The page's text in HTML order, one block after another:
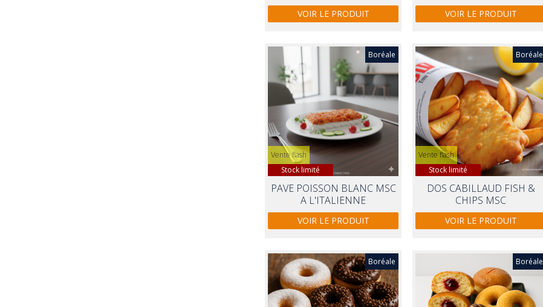
VOIR LE PRODUIT VOIR LE PRODUIT
Boréale
Stock limité
Vente flash
PAVE POISSON BLANC MSC
A L'ITALIENNE
VOIR LE PRODUIT
Boréale
Stock limité
Vente flash
DOS CABILLAUD FISH &
CHIPS MSC
VOIR LE PRODUIT
Boréale Boréale